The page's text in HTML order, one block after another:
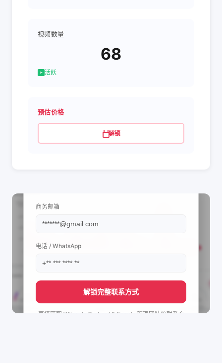
视频数量
68
活跃
预估价格
解锁
商务邮箱
电话 / WhatsApp
解锁完整联系方式
直接获取 Wilson's Orchard & Farm's 管理团队的联系方